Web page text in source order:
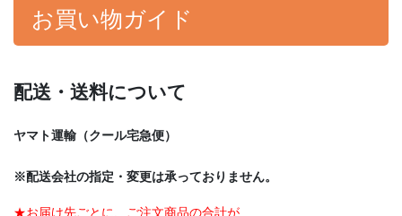
お買い物ガイド
配送・送料について
ヤマト運輸（クール宅急便）
※配送会社の指定・変更は承っておりません。
★お届け先ごとに、ご注文商品の合計が